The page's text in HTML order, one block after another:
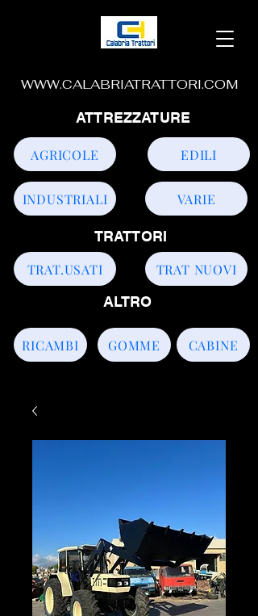
WWW.CALABRIATRATTORI.COM
TRAT.USATI TRAT NUOVI
INDUSTRIALI
AGRICOLE EDILI
VARIE
CABINE
GOMME
RICAMBI
ATTREZZATURE
TRATTORI
ALTRO